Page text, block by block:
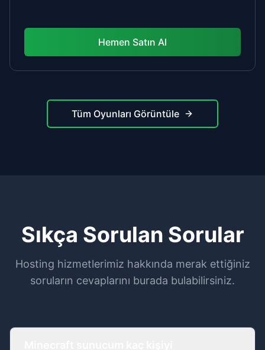
Hemen Satın Al
Tüm Oyunları Görüntüle
Sıkça Sorulan Sorular
Hosting hizmetlerimiz hakkında merak ettiğiniz
soruların cevaplarını burada bulabilirsiniz.